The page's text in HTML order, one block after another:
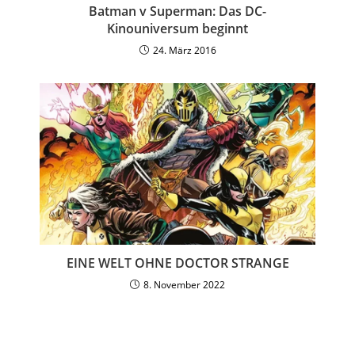
Batman v Superman: Das DC-
Kinouniversum beginnt
24. März 2016
EINE WELT OHNE DOCTOR STRANGE
8. November 2022